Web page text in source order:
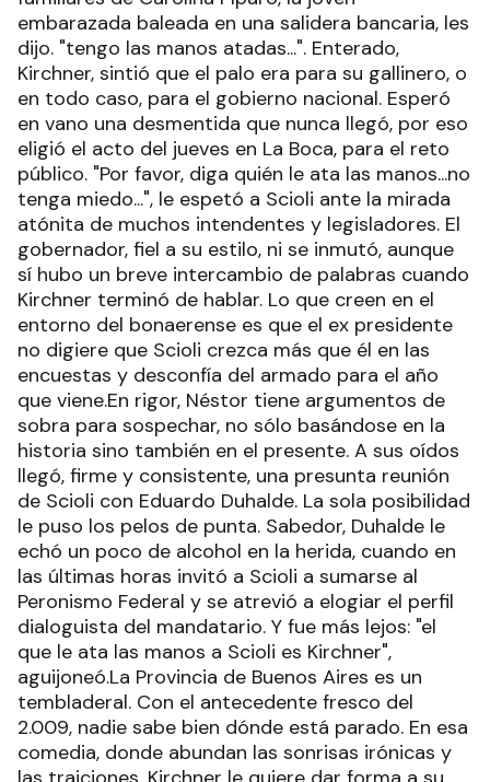
embarazada baleada en una salidera bancaria, les
dijo. "tengo las manos atadas...". Enterado,
Kirchner, sintió que el palo era para su gallinero, o
en todo caso, para el gobierno nacional. Esperó
en vano una desmentida que nunca llegó, por eso
eligió el acto del jueves en La Boca, para el reto
público. "Por favor, diga quién le ata las manos...no
tenga miedo...", le espetó a Scioli ante la mirada
atónita de muchos intendentes y legisladores. El
gobernador, fiel a su estilo, ni se inmutó, aunque
sí hubo un breve intercambio de palabras cuando
Kirchner terminó de hablar. Lo que creen en el
entorno del bonaerense es que el ex presidente
no digiere que Scioli crezca más que él en las
encuestas y desconfía del armado para el año
que viene.En rigor, Néstor tiene argumentos de
sobra para sospechar, no sólo basándose en la
historia sino también en el presente. A sus oídos
llegó, firme y consistente, una presunta reunión
de Scioli con Eduardo Duhalde. La sola posibilidad
le puso los pelos de punta. Sabedor, Duhalde le
echó un poco de alcohol en la herida, cuando en
las últimas horas invitó a Scioli a sumarse al
Peronismo Federal y se atrevió a elogiar el perfil
dialoguista del mandatario. Y fue más lejos: "el
que le ata las manos a Scioli es Kirchner",
aguijoneó.La Provincia de Buenos Aires es un
tembladeral. Con el antecedente fresco del
2.009, nadie sabe bien dónde está parado. En esa
comedia, donde abundan las sonrisas irónicas y